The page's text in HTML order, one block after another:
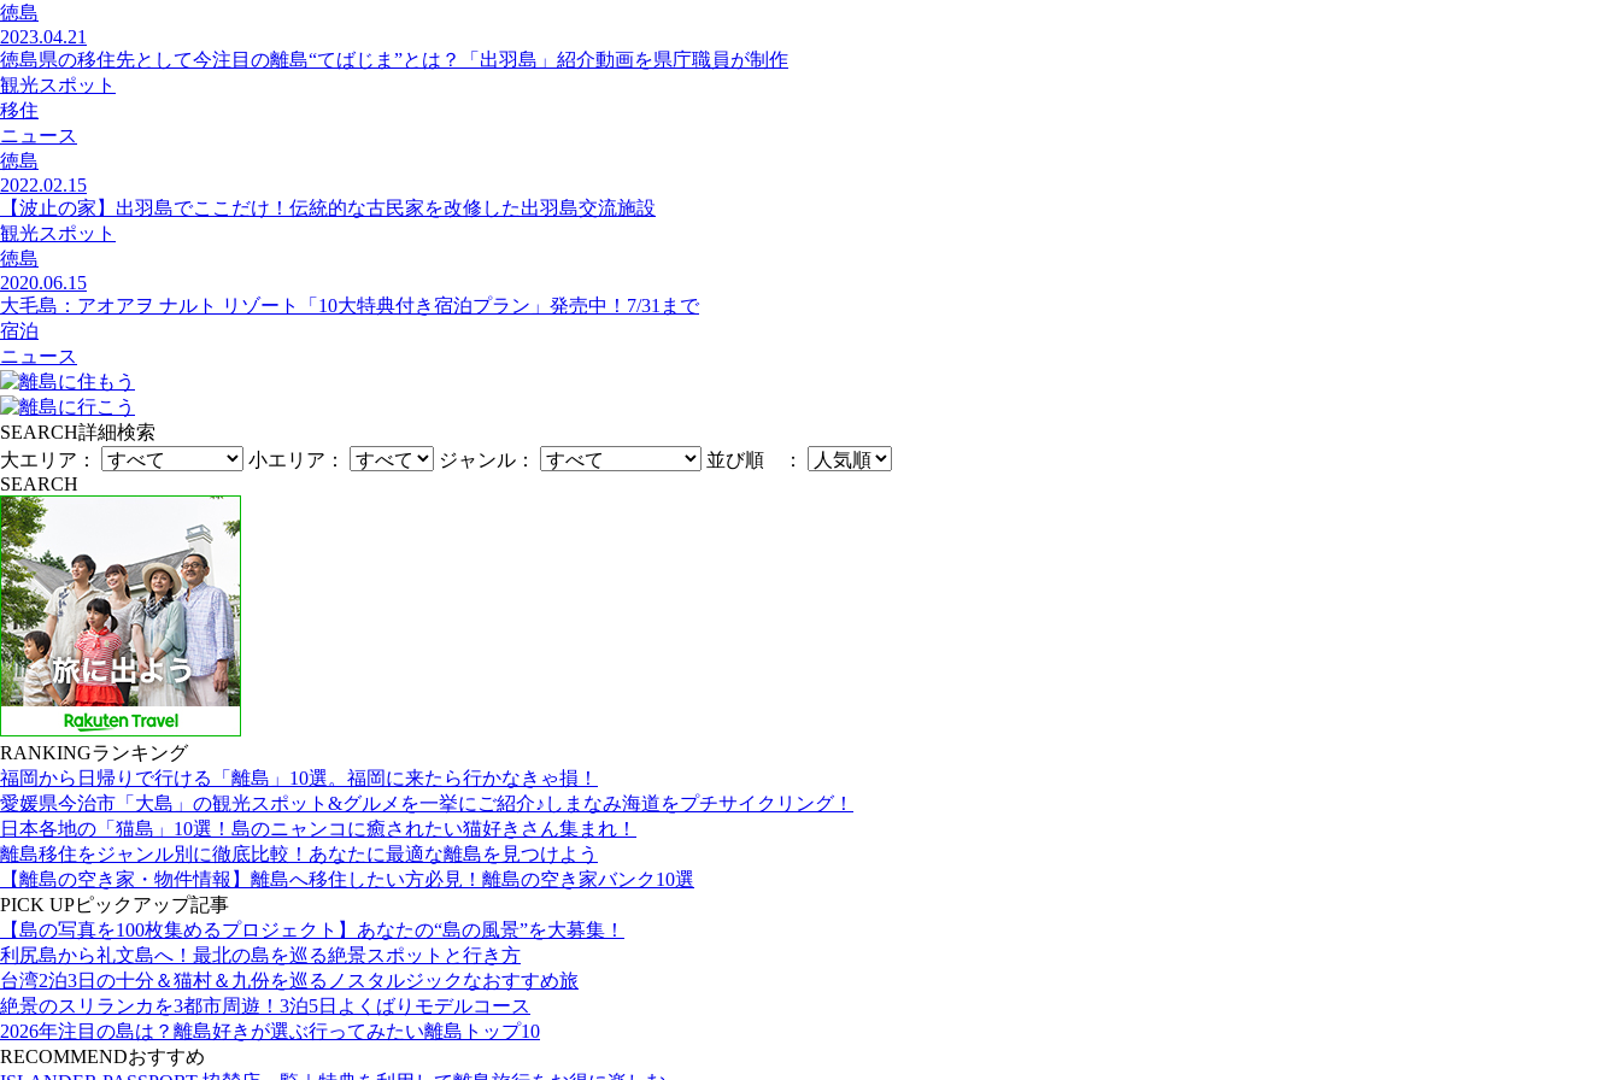
徳島
2023.04.21
徳島県の移住先として今注目の離島“てばじま”とは？「出羽島」紹介動画を県庁職員が制作
観光スポット
移住
ニュース
徳島
2022.02.15
【波止の家】出羽島でここだけ！伝統的な古民家を改修した出羽島交流施設
観光スポット
徳島
2020.06.15
大毛島：アオアヲ ナルト リゾート「10大特典付き宿泊プラン」発売中！7/31まで
宿泊
ニュース
SEARCH詳細検索
大エリア：
小エリア： ジャンル：
並び順 ：
SEARCH
RANKINGランキング
福岡から日帰りで行ける「離島」10選。福岡に来たら行かなきゃ損！
愛媛県今治市「大島」の観光スポット&グルメを一挙にご紹介♪しまなみ海道をプチサイクリング！
日本各地の「猫島」10選！島のニャンコに癒されたい猫好きさん集まれ！
離島移住をジャンル別に徹底比較！あなたに最適な離島を見つけよう
【離島の空き家・物件情報】離島へ移住したい方必見！離島の空き家バンク10選
PICK UPピックアップ記事
【島の写真を100枚集めるプロジェクト】あなたの“島の風景”を大募集！
利尻島から礼文島へ！最北の島を巡る絶景スポットと行き方
台湾2泊3日の十分＆猫村＆九份を巡るノスタルジックなおすすめ旅
絶景のスリランカを3都市周遊！3泊5日よくばりモデルコース
2026年注目の島は？離島好きが選ぶ行ってみたい離島トップ10
RECOMMENDおすすめ